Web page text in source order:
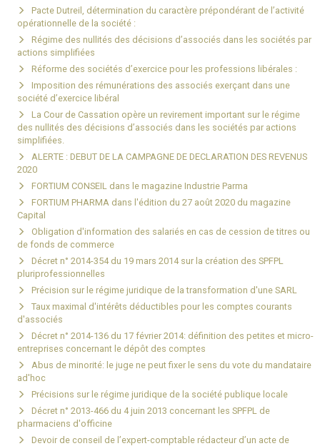
Pacte Dutreil, détermination du caractère prépondérant de l’activité
opérationnelle de la société :
Régime des nullités des décisions d’associés dans les sociétés par
actions simplifiées
Réforme des sociétés d’exercice pour les professions libérales :
Imposition des rémunérations des associés exerçant dans une
société d’exercice libéral
La Cour de Cassation opère un revirement important sur le régime
des nullités des décisions d’associés dans les sociétés par actions
simplifiées.
ALERTE : DEBUT DE LA CAMPAGNE DE DECLARATION DES REVENUS
2020
FORTIUM CONSEIL dans le magazine Industrie Parma
FORTIUM PHARMA dans l'édition du 27 août 2020 du magazine
Capital
Obligation d'information des salariés en cas de cession de titres ou
de fonds de commerce
Décret n° 2014-354 du 19 mars 2014 sur la création des SPFPL
pluriprofessionnelles
Précision sur le régime juridique de la transformation d'une SARL
Taux maximal d'intérêts déductibles pour les comptes courants
d'associés
Décret n° 2014-136 du 17 février 2014: définition des petites et micro-
entreprises concernant le dépôt des comptes
Abus de minorité: le juge ne peut fixer le sens du vote du mandataire
ad'hoc
Précisions sur le régime juridique de la société publique locale
Décret n° 2013-466 du 4 juin 2013 concernant les SPFPL de
pharmaciens d'officine
Devoir de conseil de l’expert-comptable rédacteur d’un acte de